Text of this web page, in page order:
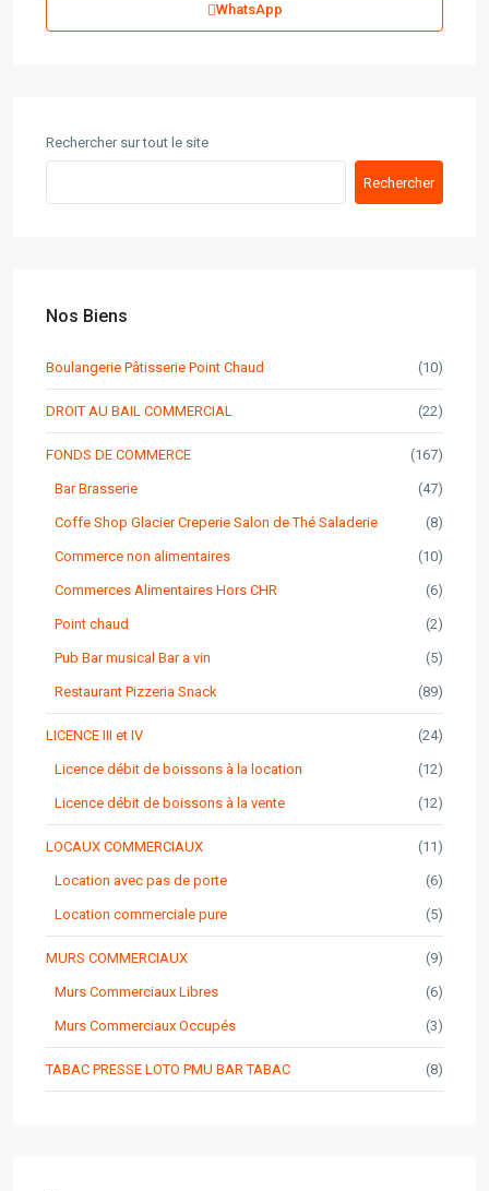
WhatsApp
Rechercher sur tout le site
Rechercher
Nos Biens
Boulangerie Pâtisserie Point Chaud (10)
DROIT AU BAIL COMMERCIAL (22)
FONDS DE COMMERCE (167)
Bar Brasserie (47)
Coffe Shop Glacier Creperie Salon de Thé Saladerie (8)
Commerce non alimentaires (10)
Commerces Alimentaires Hors CHR (6)
Point chaud (2)
Pub Bar musical Bar a vin (5)
Restaurant Pizzeria Snack (89)
LICENCE III et IV (24)
Licence débit de boissons à la location (12)
Licence débit de boissons à la vente (12)
LOCAUX COMMERCIAUX (11)
Location avec pas de porte (6)
Location commerciale pure (5)
MURS COMMERCIAUX (9)
Murs Commerciaux Libres (6)
Murs Commerciaux Occupés (3)
TABAC PRESSE LOTO PMU BAR TABAC (8)